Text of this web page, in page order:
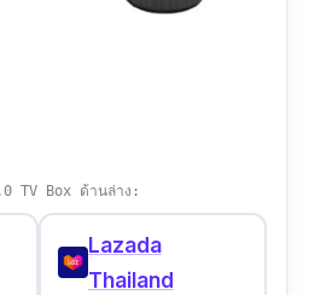
TV Box ด้านล่าง:
Lazada
Thailand